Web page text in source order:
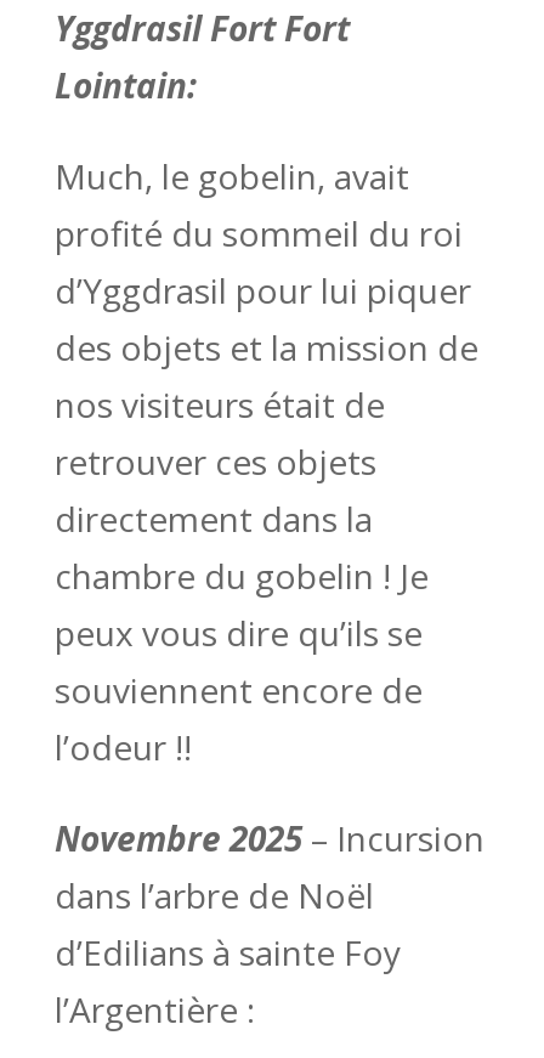
Yggdrasil Fort Fort
Lointain:
Much, le gobelin, avait
profité du sommeil du roi
d’Yggdrasil pour lui piquer
des objets et la mission de
nos visiteurs était de
retrouver ces objets
directement dans la
chambre du gobelin ! Je
peux vous dire qu’ils se
souviennent encore de
l’odeur !!
Novembre 2025– Incursion
dans l’arbre de Noël
d’Edilians à sainte Foy
l’Argentière :